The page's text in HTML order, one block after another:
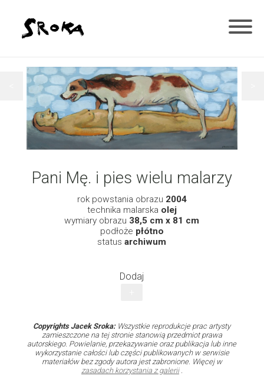
Pani Mę. i pies wielu malarzy
rok powstania obrazu 2004
technika malarska olej
wymiary obrazu 38,5 cm x 81 cm
podłoże płótno
status archiwum
Dodaj
Copyrights Jacek Sroka:Wszystkie reprodukcje prac artysty
zamieszczone na tej stronie stanowią przedmiot prawa
autorskiego. Powielanie, przekazywanie oraz publikacja lub inne
wykorzystanie całości lub części publikowanych w serwisie
materiałów bez zgody autora jest zabronione. Więcej w
zasadach korzystania z galerii.